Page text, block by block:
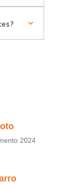
2024